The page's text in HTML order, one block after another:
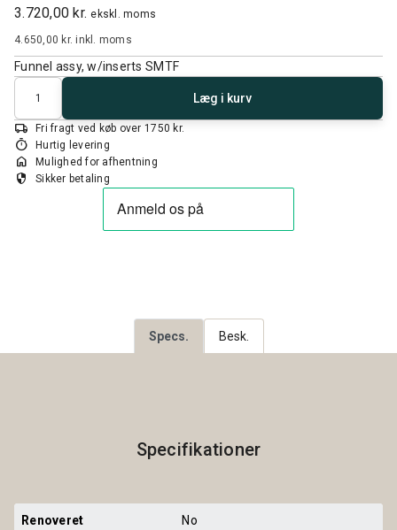
3.720,00 kr. ekskl. moms
4.650,00 kr.inkl. moms
Funnel assy, w/inserts SMTF
Antal
Læg i kurv
local_shipping Fri fragt ved køb over 1750 kr.
timer Hurtig levering
home Mulighed for afhentning
security Sikker betaling
Specs. Besk.
Specifikationer
Renoveret No